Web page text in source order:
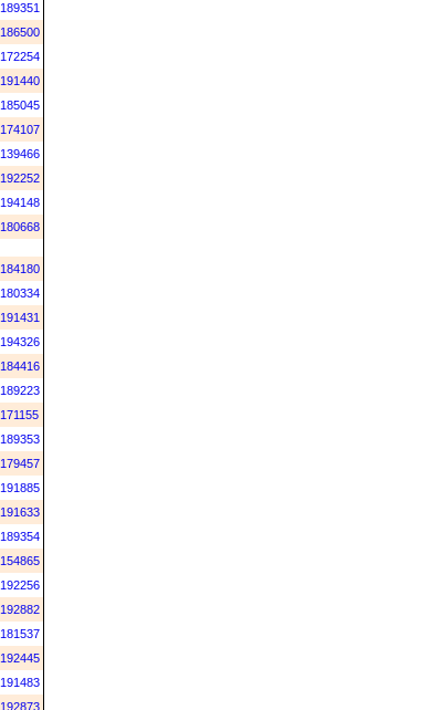
189351
186500
172254
191440
185045
174107
139466
192252
194148
180668
184180
180334
191431
194326
184416
189223
171155
189353
179457
191885
191633
189354
154865
192256
192882
181537
192445
191483
192873